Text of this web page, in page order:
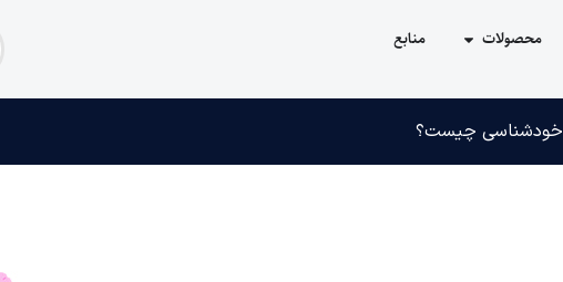
محصولات منابع
خودشناسی چیست؟